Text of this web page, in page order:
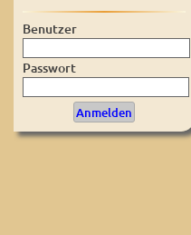
Benutzer
Passwort